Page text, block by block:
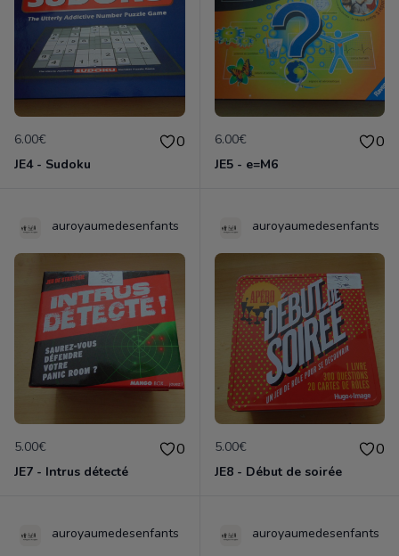
6.00€ 0
JE4 - Sudoku
6.00€ 0
JE5 - e=M6
auroyaumedesenfants
5.00€ 0
JE7 - Intrus détecté
auroyaumedesenfants
5.00€ 0
JE8 - Début de soirée
auroyaumedesenfants auroyaumedesenfants